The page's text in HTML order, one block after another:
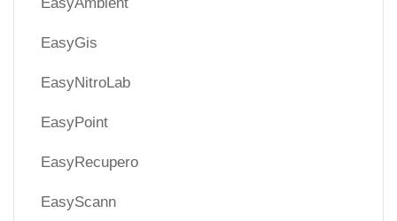
EasyAmbient
EasyGis
EasyNitroLab
EasyPoint
EasyRecupero
EasyScann